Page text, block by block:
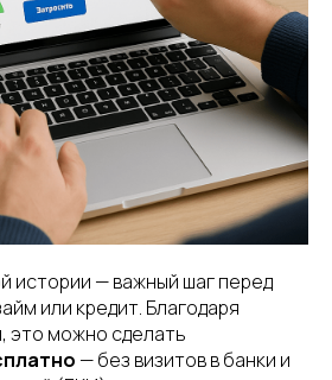
истории — важный шаг перед
или кредит. Благодаря
, это можно сделать
— без визитов в банки и